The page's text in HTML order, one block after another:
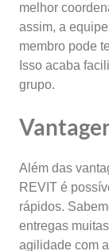
melhor
assim, a
membro pode
Isso acaba
grupo.
Além das
REVIT é
rápidos.
entregas
agilidade com